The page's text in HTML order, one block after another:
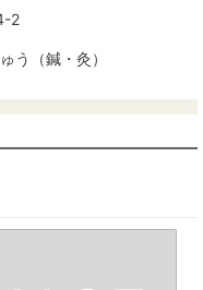
2
う（鍼・灸）